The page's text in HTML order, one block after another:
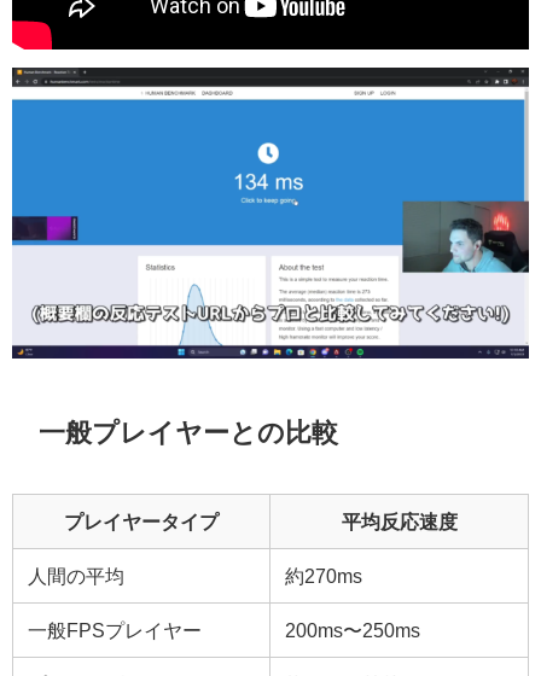
一般プレイヤーとの比較
プレイヤータイプ 平均反応速度
人間の平均 約270ms
一般FPSプレイヤー 200ms〜250ms